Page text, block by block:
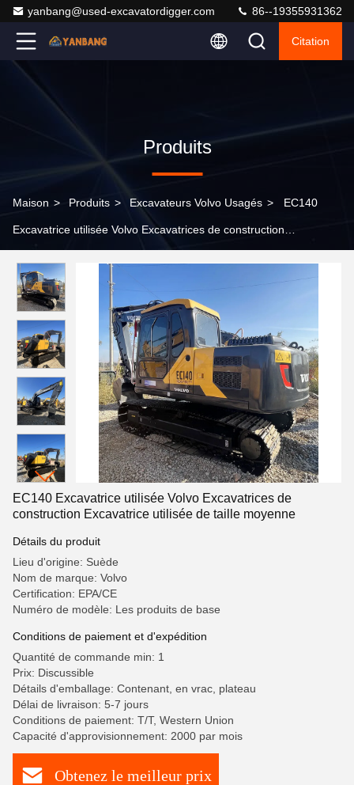
yanbang@used-excavatordigger.com 86--19355931362
Citation
Produits
Maison > Produits > Excavateurs Volvo Usagés > EC140
Excavatrice utilisée Volvo Excavatrices de construction
EC140 Excavatrice utilisée Volvo Excavatrices de
construction Excavatrice utilisée de taille moyenne
Détails du produit
Lieu d'origine: Suède
Nom de marque: Volvo
Certification: EPA/CE
Numéro de modèle: Les produits de base
Conditions de paiement et d'expédition
Quantité de commande min: 1
Prix: Discussible
Détails d'emballage: Contenant, en vrac, plateau
Délai de livraison: 5-7 jours
Conditions de paiement: T/T, Western Union
Capacité d'approvisionnement: 2000 par mois
Obtenez le meilleur prix